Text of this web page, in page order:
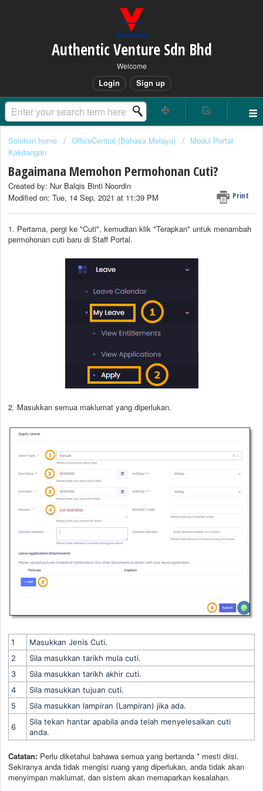
Authentic Venture Sdn Bhd
Welcome
Login Sign up
Solution home OfficeCentral (Bahasa Melayu)
Modul Portal
Kakitangan
Bagaimana Memohon Permohonan Cuti?
Print
Created by: Nur Balqis Binti Noordin
Modified on: Tue, 14 Sep, 2021 at 11:39 PM
1. Pertama, pergi ke "Cuti", kemudian klik "Terapkan" untuk menambah
permohonan cuti baru di Staff Portal.
2. Masukkan semua maklumat yang diperlukan.
1
Masukkan Jenis Cuti.
2
Sila masukkan tarikh mula cuti.
3
Sila masukkan tarikh akhir cuti.
4
Sila masukkan tujuan cuti.
5
Sila masukkan lampiran (Lampiran) jika ada.
6
Sila tekan hantar apabila anda telah menyelesaikan cuti
anda.
Catatan: Perlu diketahui bahawa semua yang bertanda * mesti diisi.
Sekiranya anda tidak mengisi ruang yang diperlukan, anda tidak akan
menyimpan maklumat, dan sistem akan memaparkan kesalahan.